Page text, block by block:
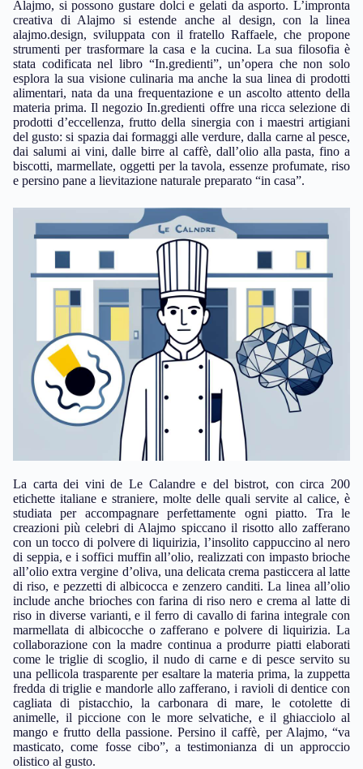
Alajmo, si possono gustare dolci e gelati da asporto. L’impronta
creativa di Alajmo si estende anche al design, con la linea
alajmo.design, sviluppata con il fratello Raffaele, che propone
strumenti per trasformare la casa e la cucina. La sua filosofia è
stata codificata nel libro “In.gredienti”, un’opera che non solo
esplora la sua visione culinaria ma anche la sua linea di prodotti
alimentari, nata da una frequentazione e un ascolto attento della
materia prima. Il negozio In.gredienti offre una ricca selezione di
prodotti d’eccellenza, frutto della sinergia con i maestri artigiani
del gusto: si spazia dai formaggi alle verdure, dalla carne al pesce,
dai salumi ai vini, dalle birre al caffè, dall’olio alla pasta, fino a
biscotti, marmellate, oggetti per la tavola, essenze profumate, riso
e persino pane a lievitazione naturale preparato “in casa”.
La carta dei vini de Le Calandre e del bistrot, con circa 200
etichette italiane e straniere, molte delle quali servite al calice, è
studiata per accompagnare perfettamente ogni piatto. Tra le
creazioni più celebri di Alajmo spiccano il risotto allo zafferano
con un tocco di polvere di liquirizia, l’insolito cappuccino al nero
di seppia, e i soffici muffin all’olio, realizzati con impasto brioche
all’olio extra vergine d’oliva, una delicata crema pasticcera al latte
di riso, e pezzetti di albicocca e zenzero canditi. La linea all’olio
include anche brioches con farina di riso nero e crema al latte di
riso in diverse varianti, e il ferro di cavallo di farina integrale con
marmellata di albicocche o zafferano e polvere di liquirizia. La
collaborazione con la madre continua a produrre piatti elaborati
come le triglie di scoglio, il nudo di carne e di pesce servito su
una pellicola trasparente per esaltare la materia prima, la zuppetta
fredda di triglie e mandorle allo zafferano, i ravioli di dentice con
cagliata di pistacchio, la carbonara di mare, le cotolette di
animelle, il piccione con le more selvatiche, e il ghiacciolo al
mango e frutto della passione. Persino il caffè, per Alajmo, “va
masticato, come fosse cibo”, a testimonianza di un approccio
olistico al gusto.